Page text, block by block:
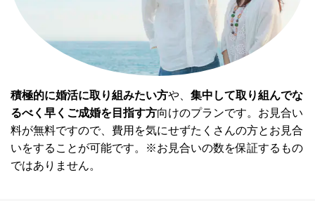
積極的に婚活に取り組みたい方や、 集中して取り組んでな
るべく早くご成婚を目指す方向けのプランです。お見合い
料が無料ですので、費用を気にせずたくさんの方とお見合
いをすることが可能です。※お見合いの数を保証するもの
ではありません。